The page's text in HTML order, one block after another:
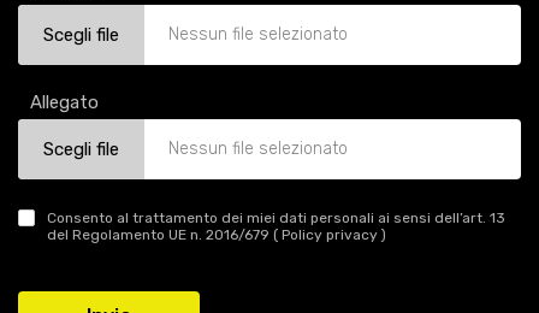
Nessun file selezionato
Scegli file
Allegato
Nessun file selezionato
Scegli file
Consento al trattamento dei miei dati personali ai sensi dell’art. 13
del Regolamento UE n. 2016/679 ( Policy privacy)